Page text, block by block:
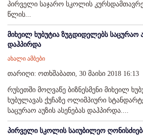
პირველი საჯარო სკოლის
წლის...
მიხეილ ხუბუტია ზუგდიდელებს საცურაო
დაჰპირდა
ახალი ამბები
თარიღი: ოთხშაბათი, 30 მაისი 2018 16:13
რუსეთში მოღვაწე ბიზნესმენი მიხეილ
ხუბულავას ქუჩაზე ოლიმპიური
საცურაო აუზის ასენებას დაჰპირდა....
პირველი სკოლის საიუბილეო